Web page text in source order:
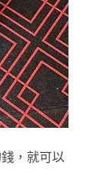
，就可以